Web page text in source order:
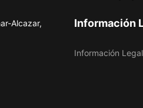
Alcazar,
Información
Información Legal